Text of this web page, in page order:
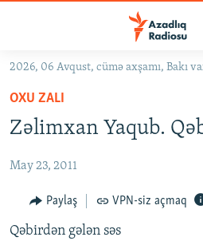
Əsas
qayıt
Əsas
qayıt
#İZAHLA
#ƏSLINDƏ
FƏRQƏ BAX
QANUNI DOĞRU
2026, 06 Avqust, cümə axşamı, Bakı
OXU ZALI
Zəlimxan Yaqub.
May 23, 2011
Paylaş VPN-siz açmaq
Qəbirdən gələn səs